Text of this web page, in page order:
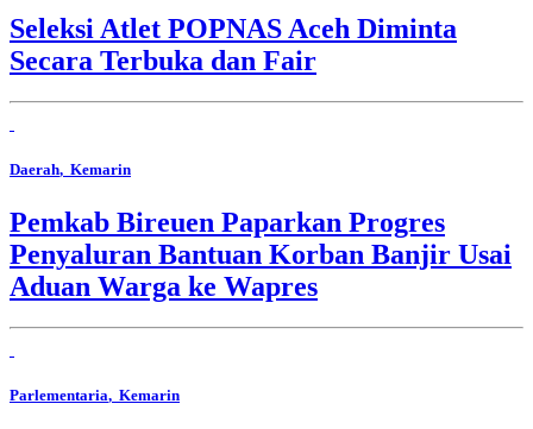
Seleksi Atlet POPNAS Aceh Diminta
Secara Terbuka dan Fair
Daerah, Kemarin
Pemkab Bireuen Paparkan Progres
Penyaluran Bantuan Korban Banjir Usai
Aduan Warga ke Wapres
Parlementaria, Kemarin